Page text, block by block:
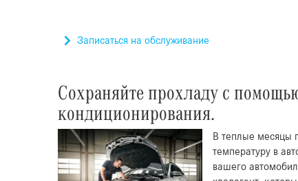
Записаться на обслуживание
Сохраняйте прохладу с
кондиционирования.
В теплые месяцы
температуру в
вашего